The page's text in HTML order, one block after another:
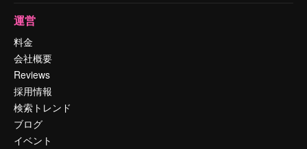
運営
料金
会社概要
Reviews
採用情報
検索トレンド
ブログ
イベント